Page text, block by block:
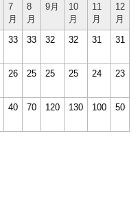
7
月
8
月
9月
10
月
11
月
12
月
33 33 32 32 31 31
26 25 25 25 24 23
40 70 120 130 100 50